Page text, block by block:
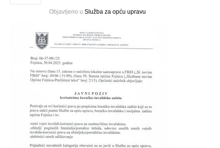
Objavljeno u Služba za opću upravu